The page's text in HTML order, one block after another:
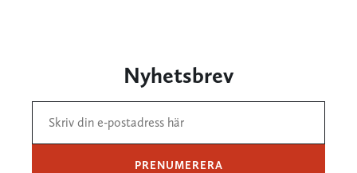
Nyhetsbrev
PRENUMERERA